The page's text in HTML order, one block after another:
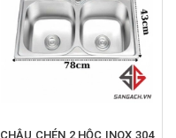
CHẬU CHÉN 2 HỘC INOX 304